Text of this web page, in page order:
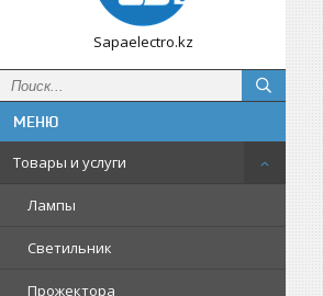
Sapaelectro.kz
Товары и услуги
Лампы
Светильник
Прожектора